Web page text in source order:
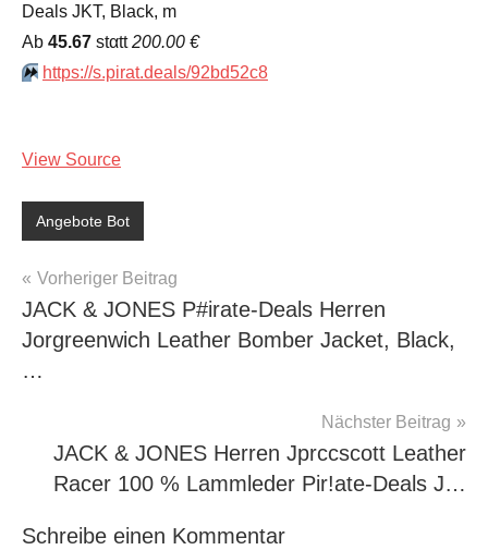
Deals JKT, Black, m
Аb 45.67 stαtt200.00 €
⏩️ https://s.pirat.deals/92bd52c8
View Source
Angebote Bot
Beitragsnavigation
Vorheriger Beitrag
JACK & JONES P#irate-Deals Herren
Jorgreenwich Leather Bomber Jacket, Black,
…
Nächster Beitrag
JACK & JONES Herren Jprccscott Leather
Racer 100 % Lammleder Pir!ate-Deals J…
Schreibe einen Kommentar